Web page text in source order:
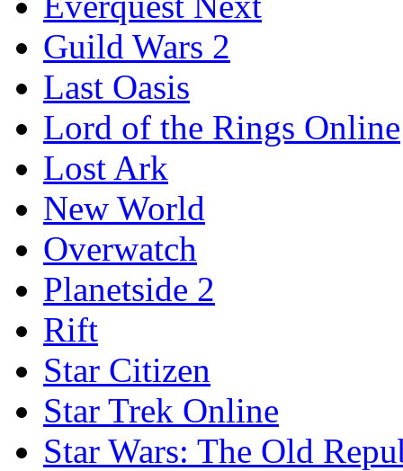
Guild Wars 2
Last Oasis
Lord of the Rings Online
Lost Ark
New World
Overwatch
Planetside 2
Rift
Star Citizen
Star Trek Online
Star Wars: The Old